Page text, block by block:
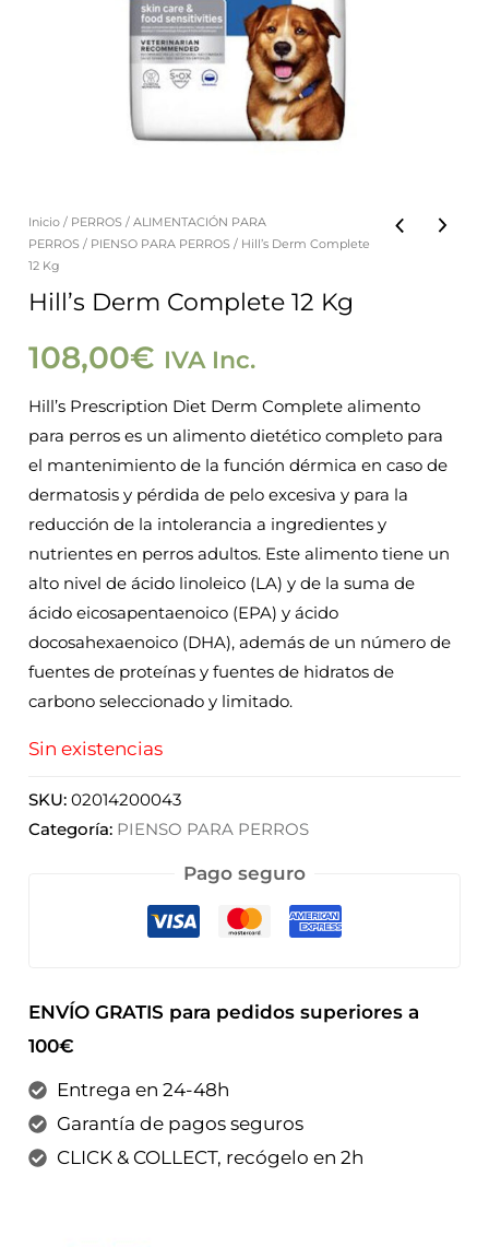
Inicio / PERROS /ALIMENTACIÓN PARA
PERROS / PIENSO PARA PERROS / Hill’s Derm Complete
12 Kg
Hill’s Derm Complete 12 Kg
108,00€ IVA Inc.
Hill’s Prescription Diet Derm Complete alimento
para perros es un alimento dietético completo para
el mantenimiento de la función dérmica en caso de
dermatosis y pérdida de pelo excesiva y para la
reducción de la intolerancia a ingredientes y
nutrientes en perros adultos. Este alimento tiene un
alto nivel de ácido linoleico (LA) y de la suma de
ácido eicosapentaenoico (EPA) y ácido
docosahexaenoico (DHA), además de un número de
fuentes de proteínas y fuentes de hidratos de
carbono seleccionado y limitado.
Sin existencias
SKU:02014200043
Categoría: PIENSO PARA PERROS
Pago seguro
ENVÍO GRATIS para pedidos superiores a
100€
Entrega en 24-48h
Garantía de pagos seguros
CLICK & COLLECT, recógelo en 2h